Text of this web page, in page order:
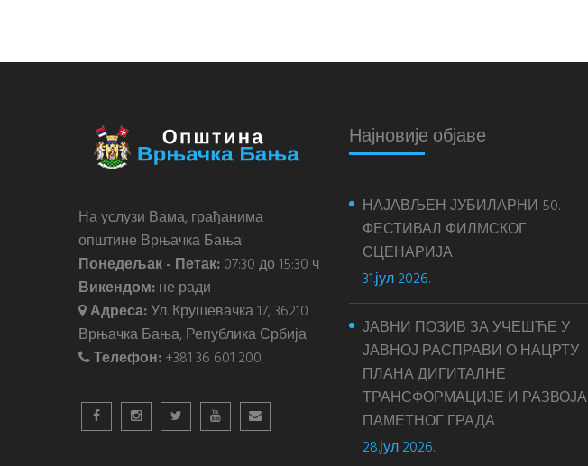
На услузи Вама, грађанима
општине Врњачка Бања!
Понедељак - Петак:07:30 до 15:30 ч
Викендом:не ради
Адреса:Ул. Крушевачка 17, 36210
Врњачка Бања, Република Србија
Телефон:+381 36 601 200
Најновије објаве
НАЈАВЉЕН ЈУБИЛАРНИ 50.
ФЕСТИВАЛ ФИЛМСКОГ
СЦЕНАРИЈА
31.јул 2026.
ЈАВНИ ПОЗИВ ЗА УЧЕШЋЕ У
ЈАВНОЈ РАСПРАВИ О НАЦРТУ
ПЛАНА ДИГИТАЛНЕ
ТРАНСФОРМАЦИЈЕ И РАЗВОЈА
ПАМЕТНОГ ГРАДА
28.јул 2026.